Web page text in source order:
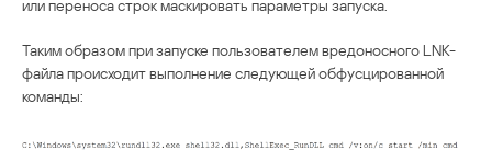
или переноса строк маскировать параметры запуска.
Таким образом при запуске пользователем вредоносного LNK-
файла происходит выполнение следующей обфусцированной
команды: